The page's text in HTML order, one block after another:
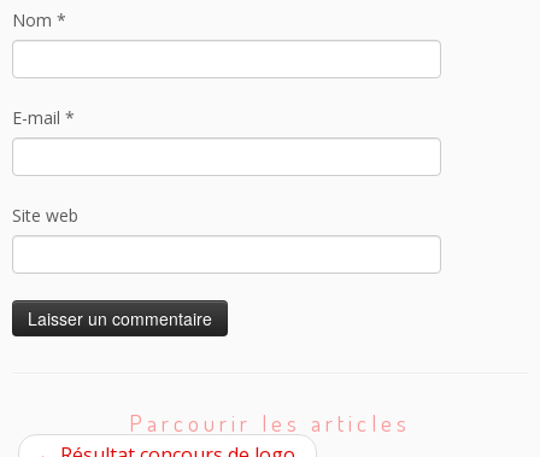
Nom *
E-mail *
Site web
Parcourir les articles